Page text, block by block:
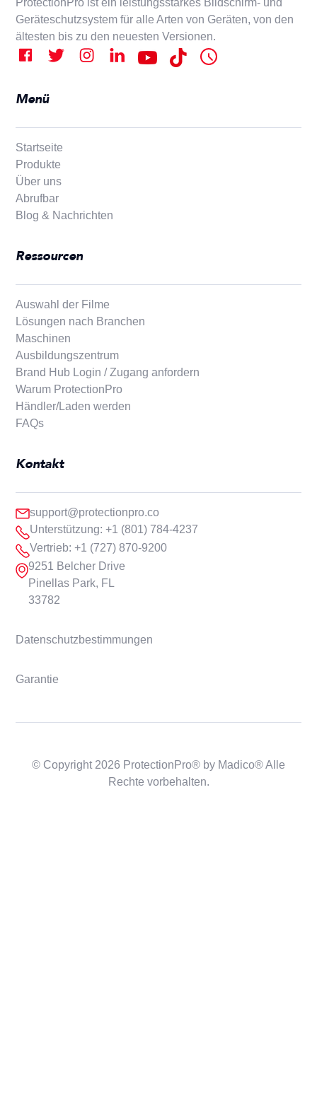
Geräteschutzsystem für alle Arten von Geräten, von den
ältesten bis zu den neuesten Versionen.
Menü
Startseite
Produkte
Über uns
Abrufbar
Blog & Nachrichten
Ressourcen
Auswahl der Filme
Lösungen nach Branchen
Maschinen
Ausbildungszentrum
Brand Hub Login / Zugang anfordern
Warum ProtectionPro
Händler/Laden werden
FAQs
Kontakt
support@protectionpro.co
Unterstützung: +1 (801) 784-4237
Vertrieb: +1 (727) 870-9200
9251 Belcher Drive
Pinellas Park, FL
33782
Datenschutzbestimmungen
Garantie
© Copyright 2026 ProtectionPro® by Madico® Alle
Rechte vorbehalten.